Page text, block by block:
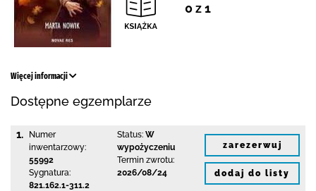
0 z 1
Więcej informacji
Dostępne egzemplarze
1.
Numer
inwentarzowy:
55992
Sygnatura:
821.162.1-311.2
Status: W
wypożyczeniu
Termin zwrotu:
2026/08/24
zarezerwuj
dodaj do listy